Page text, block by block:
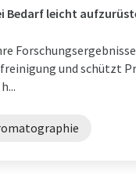
Bedarf leicht
und schützt